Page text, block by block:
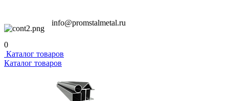
info@promstalmetal.ru
0
Каталог товаров
Каталог товаров